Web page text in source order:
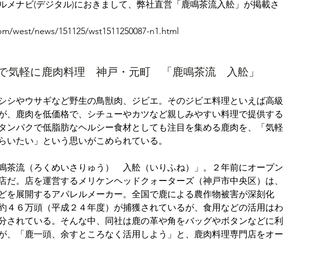
メナビ(デジタル)におきまして、弊社直営「鹿鳴茶流入舩」が掲載さ
west/news/151125/wst1511250087-n1.html
軽に鹿肉料理　神戸・元町　「鹿鳴茶流　入舩」
シやウサギなど野生の鳥獣肉、ジビエ。そのジビエ料理といえば高級
、鹿肉を低価格で、シチューやカツなど親しみやすい料理で提供する
ンパクで低脂肪なヘルシー食材としても注目を集める鹿肉を、「気軽
いたい」という思いがこめられている。
茶流（ろくめいさりゅう）　入舩（いりふね）」。２年前にオープン
だ。店を運営するメリケンヘッドクォーターズ（神戸市中央区）は、
を展開するアパレルメーカー。全国で鹿による農作物被害が深刻化
４６万頭（平成２４年度）が捕獲されているが、食用などの活用はわ
されている。そんな中、同社は鹿の革や角をバッグやボタンなどに利
、「鹿一頭、余すところなく活用しよう」と、鹿肉料理専門店をオー